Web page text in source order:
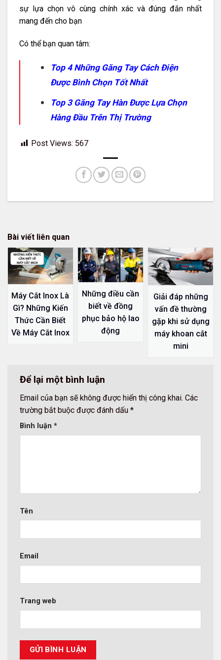
sự lựa chọn vô cùng chính xác và đúng đắn nhất
mang đến cho bạn
Có thể bạn quan tâm:
Top 4 Những Găng Tay Cách Điện
Được Bình Chọn Tốt Nhất
Top 3 Găng Tay Hàn Được Lựa Chọn
Hàng Đầu Trên Thị Trường
Post Views: 567
Bài viết liên quan
Máy Cắt Inox Là
Gì? Những Kiến
Thức Cần Biết
Về Máy Cắt Inox
Những điều cần
biết về đồng
phục bảo hộ lao
động
Giải đáp những
vấn đề thường
gặp khi sử dụng
máy khoan cắt
mini
Để lại một bình luận
Email của bạn sẽ không được hiển thị công khai. Các
trường bắt buộc được đánh dấu *
Bình luận *
Tên
Email
Trang web